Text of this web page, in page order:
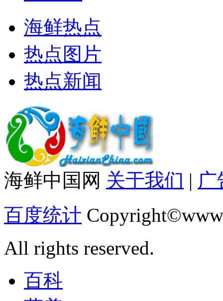
海鲜热点
热点图片
热点新闻
海鲜中国网 关于我们 | 广
百度统计
All rights reserved.
百科